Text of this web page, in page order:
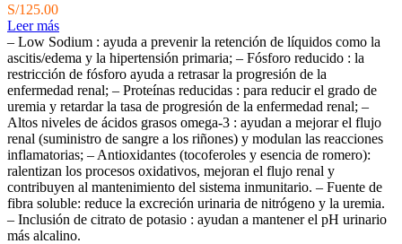
S/125.00
Leer más
– Low Sodium : ayuda a prevenir la retención de líquidos como la
ascitis/edema y la hipertensión primaria; – Fósforo reducido : la
restricción de fósforo ayuda a retrasar la progresión de la
enfermedad renal; – Proteínas reducidas : para reducir el grado de
uremia y retardar la tasa de progresión de la enfermedad renal; –
Altos niveles de ácidos grasos omega-3 : ayudan a mejorar el flujo
renal (suministro de sangre a los riñones) y modulan las reacciones
inflamatorias; – Antioxidantes (tocoferoles y esencia de romero):
ralentizan los procesos oxidativos, mejoran el flujo renal y
contribuyen al mantenimiento del sistema inmunitario. – Fuente de
fibra soluble: reduce la excreción urinaria de nitrógeno y la uremia.
– Inclusión de citrato de potasio : ayudan a mantener el pH urinario
más alcalino.